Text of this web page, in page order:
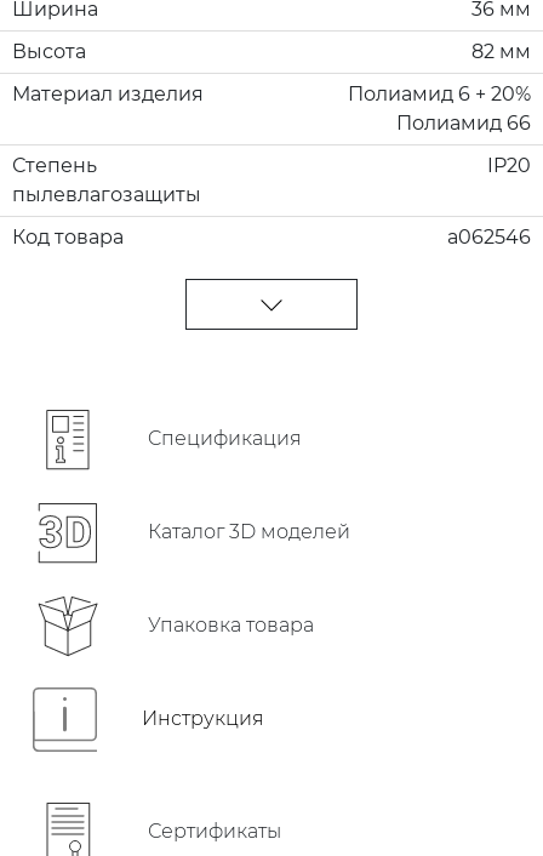
Ширина
36 мм
Высота
82 мм
Материал изделия
Полиамид 6 + 20%
Полиамид 66
Степень
пылевлагозащиты
IP20
Код товара a062546
Cпецификация
Каталог 3D моделей
Упаковка товара
Инструкция
Сертификаты